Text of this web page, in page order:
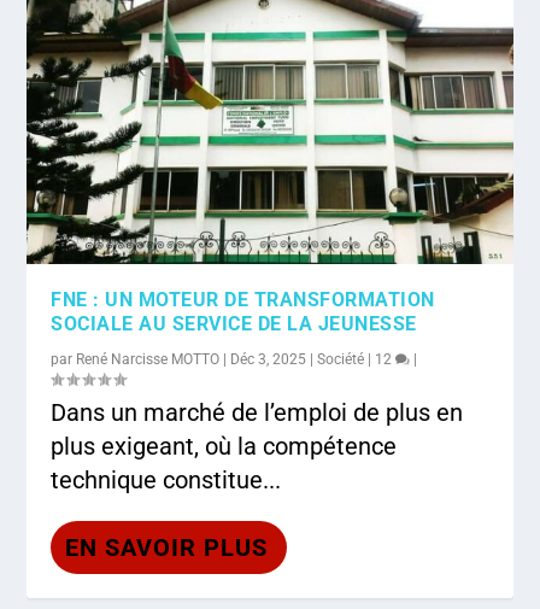
FNE : UN MOTEUR DE TRANSFORMATION
SOCIALE AU SERVICE DE LA JEUNESSE
par René Narcisse MOTTO | Déc 3, 2025 |Société | 12 |
Dans un marché de l’emploi de plus en
plus exigeant, où la compétence
technique constitue...
EN SAVOIR PLUS